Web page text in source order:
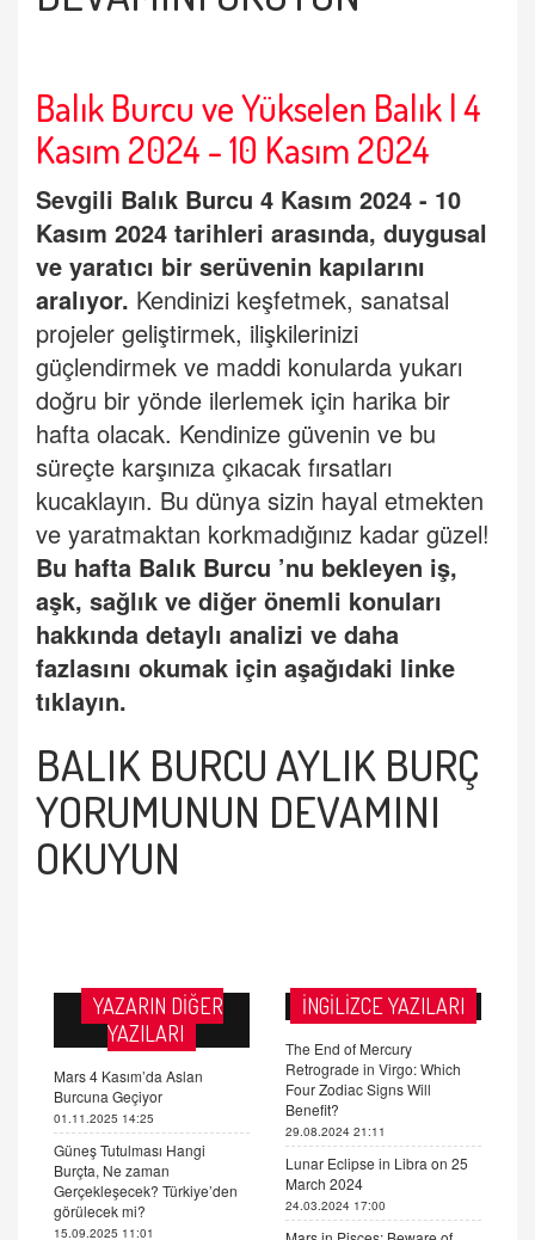
Balık Burcu ve Yükselen Balık | 4
Kasım 2024 - 10 Kasım 2024
Sevgili Balık Burcu 4 Kasım 2024 - 10
Kasım 2024 tarihleri arasında, duygusal
ve yaratıcı bir serüvenin kapılarını
aralıyor. Kendinizi keşfetmek, sanatsal
projeler geliştirmek, ilişkilerinizi
güçlendirmek ve maddi konularda yukarı
doğru bir yönde ilerlemek için harika bir
hafta olacak. Kendinize güvenin ve bu
süreçte karşınıza çıkacak fırsatları
kucaklayın. Bu dünya sizin hayal etmekten
ve yaratmaktan korkmadığınız kadar güzel!
Bu hafta Balık Burcu ’nu bekleyen iş,
aşk, sağlık ve diğer önemli konuları
hakkında detaylı analizi ve daha
fazlasını okumak için aşağıdaki linke
tıklayın.
BALIK BURCU AYLIK BURÇ
YORUMUNUN DEVAMINI
OKUYUN
YAZARIN DİĞER
YAZILARI
Mars 4 Kasım’da Aslan
Burcuna Geçiyor
01.11.2025 14:25
Güneş Tutulması Hangi
Burçta, Ne zaman
Gerçekleşecek? Türkiye’den
görülecek mi?
15.09.2025 11:01
İNGİLİZCE YAZILARI
The End of Mercury
Retrograde in Virgo: Which
Four Zodiac Signs Will
Benefit?
29.08.2024 21:11
Lunar Eclipse in Libra on 25
March 2024
24.03.2024 17:00